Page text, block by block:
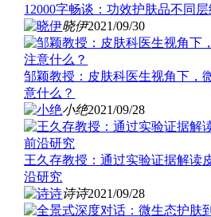
12000字畅谈：功效护肤品不同
晓伊2021/09/30
邹颖教授：皮肤科医生视角下，
意什么？
小绝2021/09/28
王久存教授：通过实验证据解读
沿研究
诗诗2021/09/28